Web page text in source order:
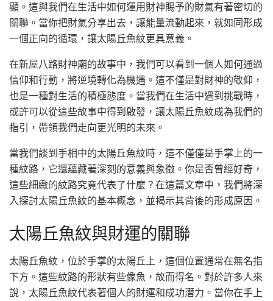
顯。這與我們在生活中如何運用財神賜予的財氣有著密切的
關聯。當你把財氣分享出去，讓能量流動起來，就如同形成
一個正向的循環，讓太陽丘魚紋更具意義。
在新屋八路財神廟的故事中，我們可以看到一個人如何通過
信仰和行動，將逆境轉化為機遇。這不僅是對財神的敬仰，
也是一種對生活的積極態度。當我們在生活中遇到挑戰時，
或許可以從這些故事中得到啟發，讓太陽丘魚紋成為我們的
指引，帶領我們走向更光明的未來。
當我們談到手相中的太陽丘魚紋時，這不僅僅是手掌上的一
種紋路，它還蘊藏著深刻的意義與象徵。你是否曾經好奇，
這些細緻的紋路究竟代表了什麼？在這篇文章中，我們將深
入探討太陽丘魚紋的基本概念，並揭示其背後的形成原因。
太陽丘魚紋與財運的關聯
太陽丘魚紋，位於手掌的太陽丘上，這個位置通常在無名指
下方。這些紋路的形狀有些像魚，故而得名。對於許多人來
說，太陽丘魚紋代表著個人的財運和成功潛力。當你在手上